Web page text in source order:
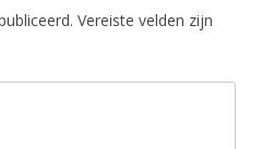
Vereiste velden zijn